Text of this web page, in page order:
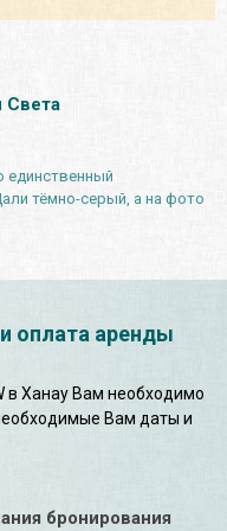
оплата аренды
в Ханау Вам необходимо
Вам даты и
бронирования
Света
единственный
тёмно-серый, а на фото